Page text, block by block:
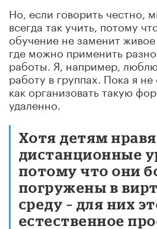
Но, если говорить честно,
всегда так учить, потому
обучение не заменит
где можно применить
работы. Я, например,
работу в группах. Пока я
как организовать такую
удаленно.
Хотя детям
дистанционные
потому что они
погружены в
среду – для них
естественное